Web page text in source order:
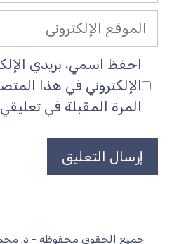
الموقع
الإلكتروني
احفظ اسمي، بريدي
الإلكتروني في هذا
المرة المقبلة في
جميع الحقوق محفوظة - د. محمد